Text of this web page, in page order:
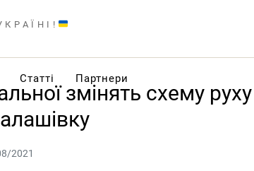
Статті Партнери
змінять схему
2021